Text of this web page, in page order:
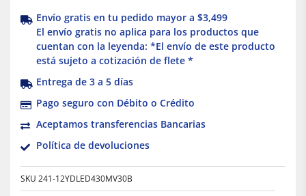
Envío gratis en tu pedido mayor a $3,499
El envío gratis no aplica para los productos que
cuentan con la leyenda: *El envío de este producto
está sujeto a cotización de flete *
Entrega de 3 a 5 días
Pago seguro con Débito o Crédito
Aceptamos transferencias Bancarias
Política de devoluciones
SKU 241-12YDLED430MV30B